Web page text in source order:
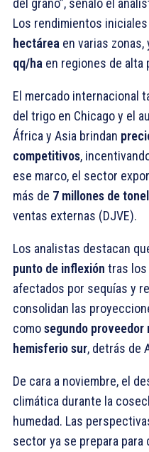
Los rendimientos
hectárea en varias
qq/ha en regiones de alta
El mercado internacional
del trigo en Chicago y el
África y Asia brindan
competitivos,
ese marco, el sector
más de 7 millones de
ventas externas (DJVE).
Los analistas destacan
punto de inflexión tras los
afectados por sequías y
consolidan las
comosegundo proveedor
hemisferio sur, detrás de
De cara a noviembre, el
climática durante la
humedad. Las
sector ya se prepara para